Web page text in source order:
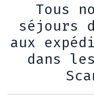
Tous
séjours
aux
dans